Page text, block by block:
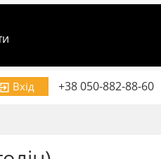
Вхід +38 050-882-88-60